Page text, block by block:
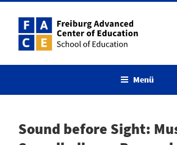
Inhalt
springen
Menü
Sound before Sight: